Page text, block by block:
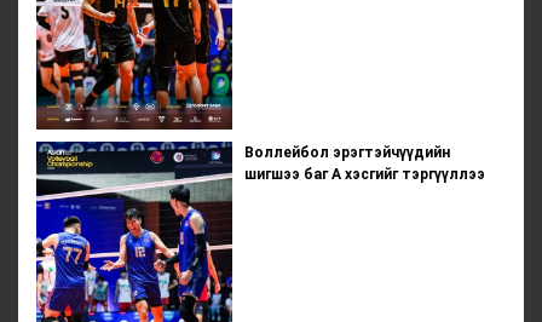
Воллейбол эрэгтэйчүүдийн
шигшээ баг А хэсгийг тэргүүллээ